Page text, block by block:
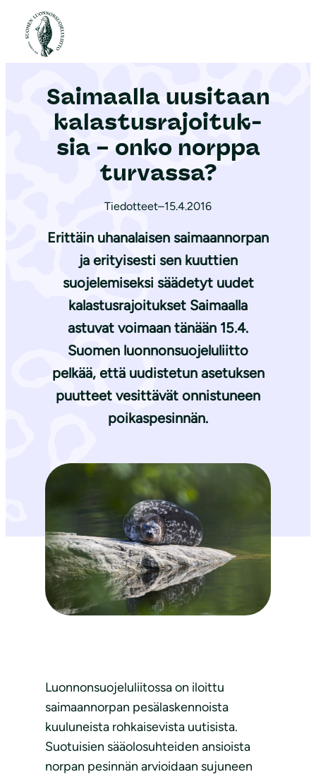
Etusivu
Saimaalla uusitaan
ka­las­tus­ra­joi­tuk­
sia – onko norppa
turvassa?
Tiedotteet–15.4.2016
Erittäin uhanalaisen saimaannorpan
ja erityisesti sen kuuttien
suojelemiseksi säädetyt uudet
kalastusrajoitukset Saimaalla
astuvat voimaan tänään 15.4.
Suomen luonnonsuojeluliitto
pelkää, että uudistetun asetuksen
puutteet vesittävät onnistuneen
poikaspesinnän.
Luonnonsuojeluliitossa on iloittu
saimaannorpan pesälaskennoista
kuuluneista rohkaisevista uutisista.
Suotuisien sääolosuhteiden ansioista
norpan pesinnän arvioidaan sujuneen